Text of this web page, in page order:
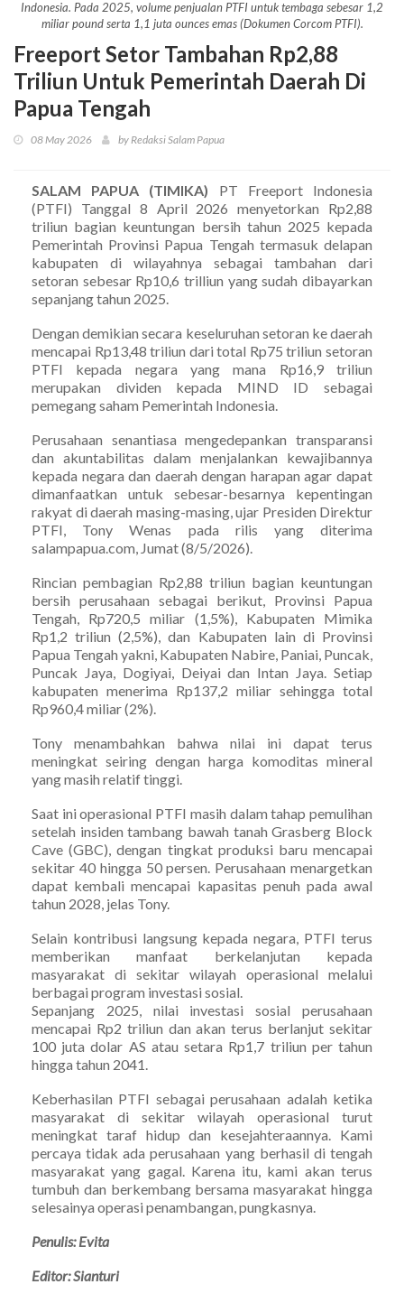
Indonesia. Pada 2025, volume penjualan PTFI untuk tembaga sebesar 1,2
miliar pound serta 1,1 juta ounces emas (Dokumen Corcom PTFI).
Freeport Setor Tambahan Rp2,88
Triliun Untuk Pemerintah Daerah Di
Papua Tengah
08 May 2026 by Redaksi Salam Papua
SALAM PAPUA (TIMIKA) PT Freeport Indonesia
(PTFI) Tanggal 8 April 2026 menyetorkan Rp2,88
triliun bagian keuntungan bersih tahun 2025 kepada
Pemerintah Provinsi Papua Tengah termasuk delapan
kabupaten di wilayahnya sebagai tambahan dari
setoran sebesar Rp10,6 trilliun yang sudah dibayarkan
sepanjang tahun 2025.
Dengan demikian secara keseluruhan setoran ke daerah
mencapai Rp13,48 triliun dari total Rp75 triliun setoran
PTFI kepada negara yang mana Rp16,9 triliun
merupakan dividen kepada MIND ID sebagai
pemegang saham Pemerintah Indonesia.
Perusahaan senantiasa mengedepankan transparansi
dan akuntabilitas dalam menjalankan kewajibannya
kepada negara dan daerah dengan harapan agar dapat
dimanfaatkan untuk sebesar-besarnya kepentingan
rakyat di daerah masing-masing, ujar Presiden Direktur
PTFI, Tony Wenas pada rilis yang diterima
salampapua.com, Jumat (8/5/2026).
Rincian pembagian Rp2,88 triliun bagian keuntungan
bersih perusahaan sebagai berikut, Provinsi Papua
Tengah, Rp720,5 miliar (1,5%), Kabupaten Mimika
Rp1,2 triliun (2,5%), dan Kabupaten lain di Provinsi
Papua Tengah yakni, Kabupaten Nabire, Paniai, Puncak,
Puncak Jaya, Dogiyai, Deiyai dan Intan Jaya. Setiap
kabupaten menerima Rp137,2 miliar sehingga total
Rp960,4 miliar (2%).
Tony menambahkan bahwa nilai ini dapat terus
meningkat seiring dengan harga komoditas mineral
yang masih relatif tinggi.
Saat ini operasional PTFI masih dalam tahap pemulihan
setelah insiden tambang bawah tanah Grasberg Block
Cave (GBC), dengan tingkat produksi baru mencapai
sekitar 40 hingga 50 persen. Perusahaan menargetkan
dapat kembali mencapai kapasitas penuh pada awal
tahun 2028, jelas Tony.
Selain kontribusi langsung kepada negara, PTFI terus
memberikan manfaat berkelanjutan kepada
masyarakat di sekitar wilayah operasional melalui
berbagai program investasi sosial.
Sepanjang 2025, nilai investasi sosial perusahaan
mencapai Rp2 triliun dan akan terus berlanjut sekitar
100 juta dolar AS atau setara Rp1,7 triliun per tahun
hingga tahun 2041.
Keberhasilan PTFI sebagai perusahaan adalah ketika
masyarakat di sekitar wilayah operasional turut
meningkat taraf hidup dan kesejahteraannya. Kami
percaya tidak ada perusahaan yang berhasil di tengah
masyarakat yang gagal. Karena itu, kami akan terus
tumbuh dan berkembang bersama masyarakat hingga
selesainya operasi penambangan, pungkasnya.
Penulis: Evita
Editor: Sianturi